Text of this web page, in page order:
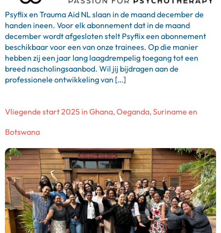
Psyflix en Trauma Aid NL slaan in de maand december de
handen ineen. Voor elk abonnement dat in de maand
december wordt afgesloten stelt Psyflix een abonnement
beschikbaar voor een van onze trainees. Op die manier
hebben zij een jaar lang laagdrempelig toegang tot een
breed nascholingsaanbod. Wil jij bijdragen aan de
professionele ontwikkeling van […]
Vliegende start 2025 in Ghana, Oeganda, Suriname en
Botswana